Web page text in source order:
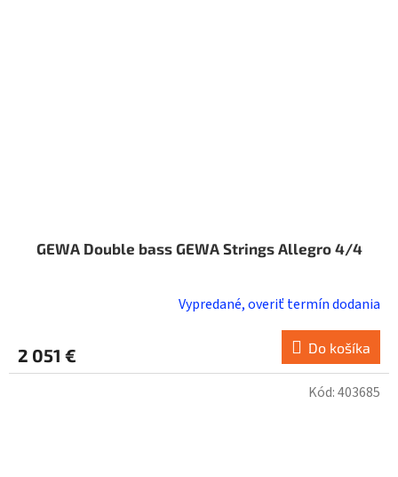
GEWA Double bass GEWA Strings Allegro 4/4
Vypredané, overiť termín dodania
2 051 € Do košíka
Kód:403685